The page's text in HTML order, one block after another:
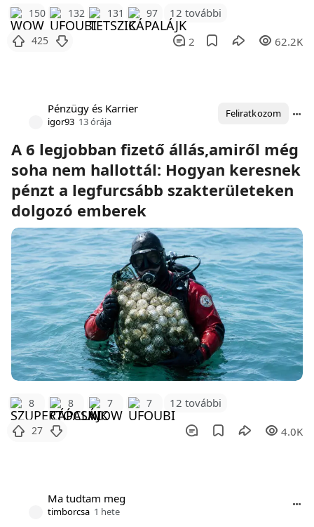
150 132 131 97 12 további
425 2 62.2K
Pénzügy és Karrier
igor93 13 órája
Feliratkozom
A 6 legjobban fizető állás,amiről még
soha nem hallottál: Hogyan keresnek
pénzt a legfurcsább szakterületeken
dolgozó emberek
8 8 7 7 12 további
27 4.0K
Ma tudtam meg
timborcsa 1 hete